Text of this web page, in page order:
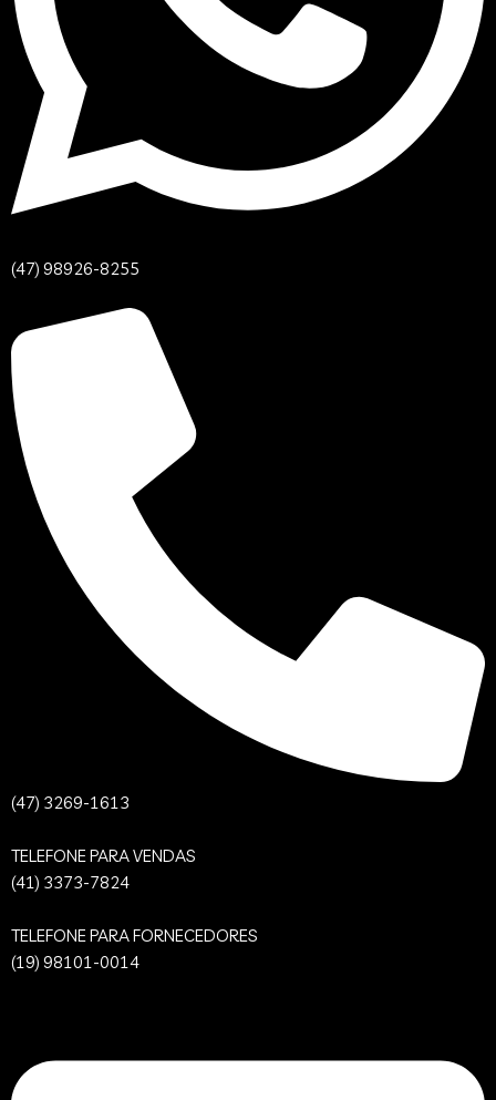
(47) 98926-8255
(47) 3269-1613
TELEFONE PARA VENDAS
(41) 3373-7824
TELEFONE PARA FORNECEDORES
(19) 98101-0014